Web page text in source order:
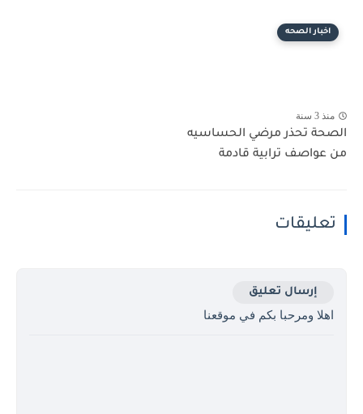
اخبار الصحه
منذ 3 سنة
الصحة تحذر مرضي الحساسيه
من عواصف ترابية قادمة
تعليقات
إرسال تعليق
اهلا ومرحبا بكم في موقعنا